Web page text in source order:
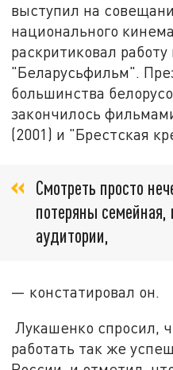
выступил на
национального
раскритиковал
"Беларусьфильм".
большинства
закончилось
(2001) и "Брестская
Смотреть просто
потеряны
аудитории,
— констатировал он.
Лукашенко спросил,
работать так же